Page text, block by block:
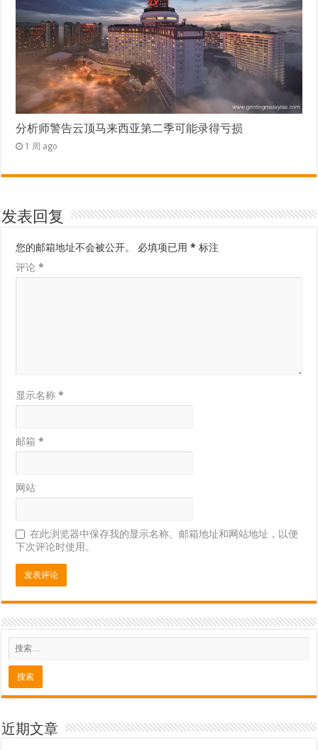
分析师警告云顶马来西亚第二季可能录得亏损
1 周 ago
发表回复
您的邮箱地址不会被公开。 必填项已用* 标注
评论*
显示名称*
邮箱*
网站
在此浏览器中保存我的显示名称、邮箱地址和网站地址，以便
下次评论时使用。
近期文章